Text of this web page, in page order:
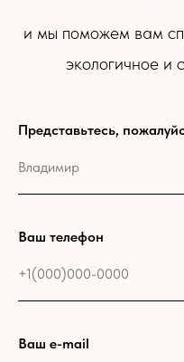
и мы поможем вам
экологичное и
Представьтесь,
Ваш телефон
Ваш e-mail